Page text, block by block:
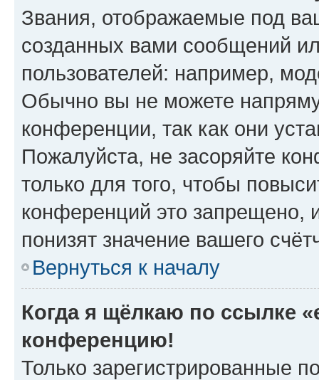
Звания, отображаемые под
созданных вами сообщений
пользователей: например,
Обычно вы не можете
конференции, так как они
Пожалуйста, не засоряйте
только для того, чтобы
конференций это запрещено,
понизят значение вашего
Вернуться к началу
Когда я щёлкаю по ссылке
конференцию!
Только зарегистрированные